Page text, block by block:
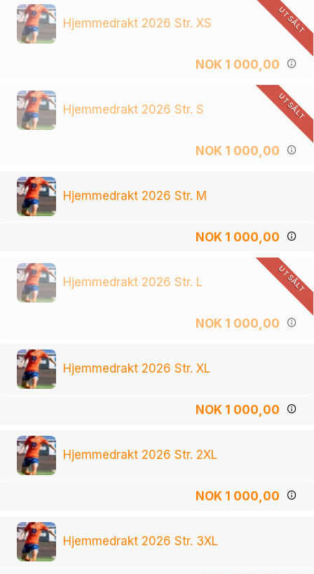
Hjemmedrakt 2026 Str. XS
NOK 1 000,00
UTSÅLT
Hjemmedrakt 2026 Str. S
NOK 1 000,00
UTSÅLT
Hjemmedrakt 2026 Str. M
NOK 1 000,00
Hjemmedrakt 2026 Str. L
NOK 1 000,00
UTSÅLT
Hjemmedrakt 2026 Str. XL
NOK 1 000,00
Hjemmedrakt 2026 Str. 2XL
NOK 1 000,00
Hjemmedrakt 2026 Str. 3XL